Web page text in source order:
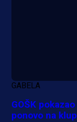
GABELA
GOŠK
ponovo na